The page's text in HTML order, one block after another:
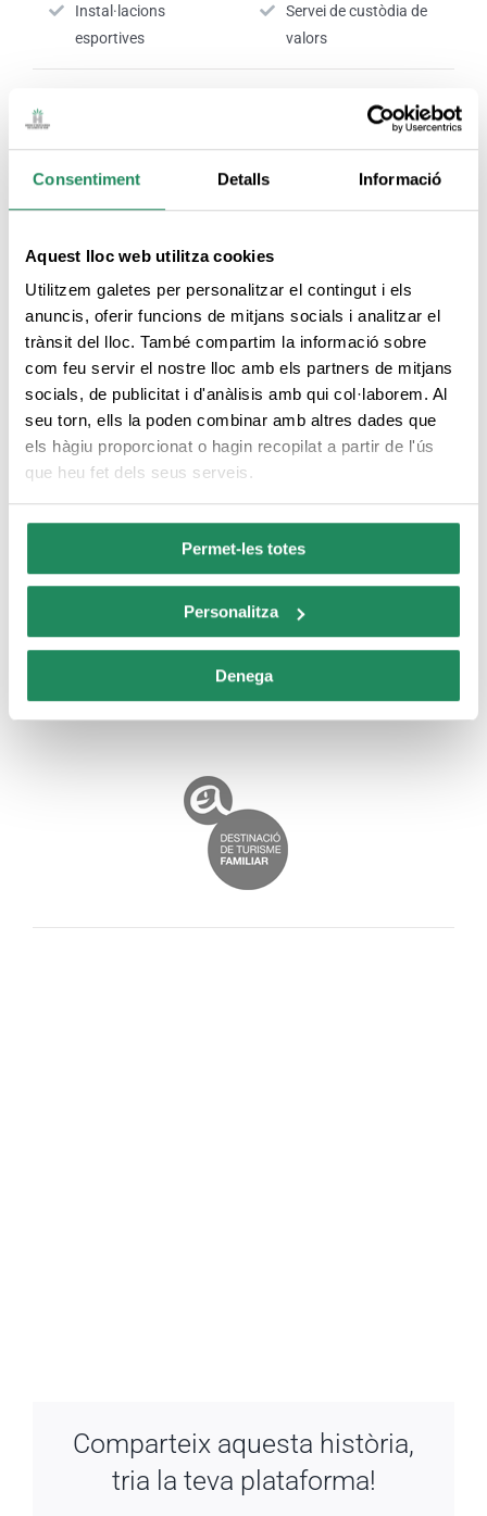
Consentiment Detalls Informació
Aquest lloc web utilitza cookies
Utilitzem galetes per personalitzar el contingut i els
anuncis, oferir funcions de mitjans socials i analitzar el
trànsit del lloc. També compartim la informació sobre
com feu servir el nostre lloc amb els partners de mitjans
socials, de publicitat i d'anàlisis amb qui col·laborem. Al
seu torn, ells la poden combinar amb altres dades que
els hàgiu proporcionat o hagin recopilat a partir de l'ús
que heu fet dels seus serveis.
Permet-les totes
Personalitza
Denega
Instal·lacions
esportives
Servei de custòdia de
valors
climatitzades
S'accepta el pagament
amb targeta
Recepció 24 hores
SERVEIS DE L'HABITACIÓ
Habitacions
Habitacions amb
connexió a Internet
Servei de caixa forta
SEGELLS DE QUALITAT
Comparteix aquesta història,
tria la teva plataforma!